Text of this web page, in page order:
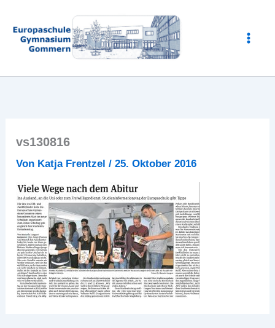
Inhalt
springen
vs130816
Von Katja Frentzel/25. Oktober 2016